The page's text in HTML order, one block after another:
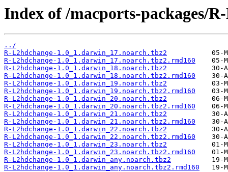
Index of /macports-packages/
../
R-L2hdchange-1.0_1.darwin_17.noarch.tbz2
R-L2hdchange-1.0_1.darwin_17.noarch.tbz2.rmd160
R-L2hdchange-1.0_1.darwin_18.noarch.tbz2
R-L2hdchange-1.0_1.darwin_18.noarch.tbz2.rmd160
R-L2hdchange-1.0_1.darwin_19.noarch.tbz2
R-L2hdchange-1.0_1.darwin_19.noarch.tbz2.rmd160
R-L2hdchange-1.0_1.darwin_20.noarch.tbz2
R-L2hdchange-1.0_1.darwin_20.noarch.tbz2.rmd160
R-L2hdchange-1.0_1.darwin_21.noarch.tbz2
R-L2hdchange-1.0_1.darwin_21.noarch.tbz2.rmd160
R-L2hdchange-1.0_1.darwin_22.noarch.tbz2
R-L2hdchange-1.0_1.darwin_22.noarch.tbz2.rmd160
R-L2hdchange-1.0_1.darwin_23.noarch.tbz2
R-L2hdchange-1.0_1.darwin_23.noarch.tbz2.rmd160
R-L2hdchange-1.0_1.darwin_any.noarch.tbz2
R-L2hdchange-1.0_1.darwin_any.noarch.tbz2.rmd160